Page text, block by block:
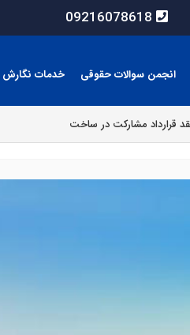
09216078618
انجمن سوالات حقوقی خدمات نگارش
قرارداد مشارکت در ساخت